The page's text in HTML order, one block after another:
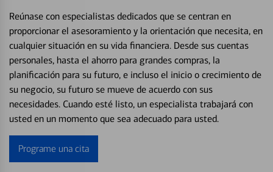
Reúnase con especialistas dedicados que se centran en
proporcionar el asesoramiento y la orientación que necesita, en
cualquier situación en su vida financiera. Desde sus cuentas
personales, hasta el ahorro para grandes compras, la
planificación para su futuro, e incluso el inicio o crecimiento de
su negocio, su futuro se mueve de acuerdo con sus
necesidades. Cuando esté listo, un especialista trabajará con
usted en un momento que sea adecuado para usted.
Programe una cita